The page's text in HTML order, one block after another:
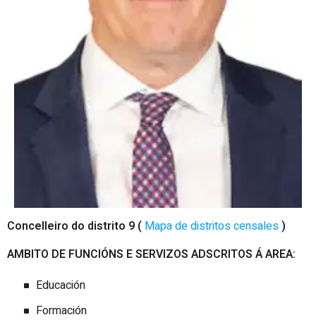
Concelleiro do distrito 9 ( Mapa de distritos censales)
AMBITO DE FUNCIÓNS E SERVIZOS ADSCRITOS ÁAREA:
Educación
Formación